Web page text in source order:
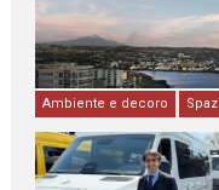
Ambiente e decoro